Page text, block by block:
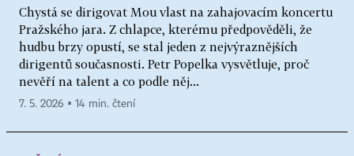
Chystá se dirigovat Mou vlast na zahajovacím koncertu
Pražského jara. Z chlapce, kterému předpověděli, že
hudbu brzy opustí, se stal jeden z nejvýraznějších
dirigentů současnosti. Petr Popelka vysvětluje, proč
nevěří na talent a co podle něj...
7. 5. 2026 ▪ 14 min. čtení